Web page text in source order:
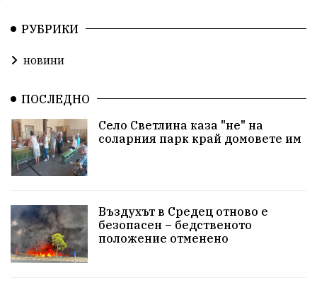
РУБРИКИ
новини
ПОСЛЕДНО
Село Светлина каза "не" на
соларния парк край домовете им
Въздухът в Средец отново е
безопасен – бедственото
положение отменено